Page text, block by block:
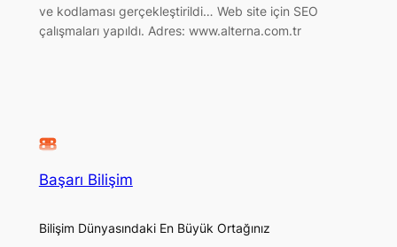
ve kodlaması gerçekleştirildi… Web site için SEO
çalışmaları yapıldı. Adres: www.alterna.com.tr
Başarı Bilişim
Bilişim Dünyasındaki En Büyük Ortağınız